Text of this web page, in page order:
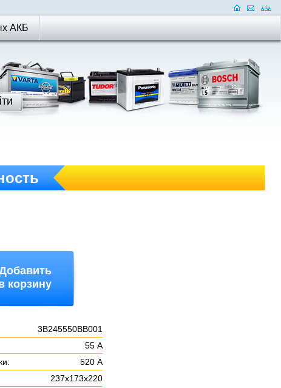
АКБ
корзину
3B245550BB001
55 А
520 А
237х173х220